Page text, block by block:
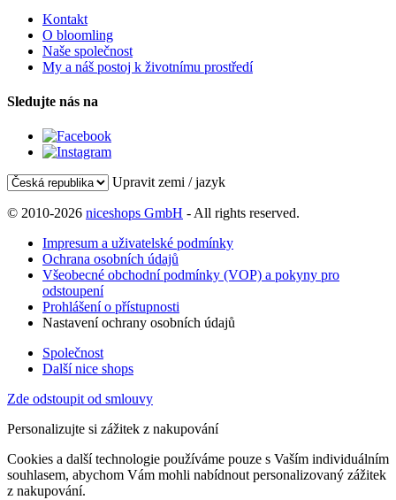
Kontakt
O bloomling
Naše společnost
My a náš postoj k životnímu prostředí
Sledujte nás na
Upravit zemi / jazyk
© 2010-2026 niceshops GmbH - All rights reserved.
Impresum a uživatelské podmínky
Ochrana osobních údajů
Všeobecné obchodní podmínky (VOP) a pokyny pro
odstoupení
Prohlášení o přístupnosti
Nastavení ochrany osobních údajů
Společnost
Další nice shops
Zde odstoupit od smlouvy
Personalizujte si zážitek z nakupování
Cookies a další technologie používáme pouze s Vaším individuálním
souhlasem, abychom Vám mohli nabídnout personalizovaný zážitek
z nakupování.